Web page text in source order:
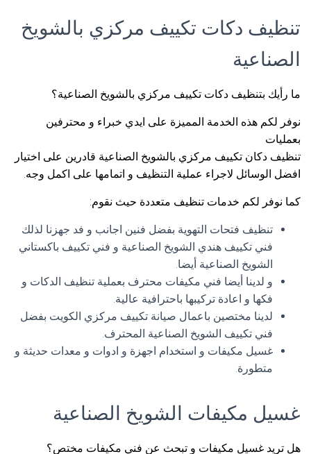
تنظيف دكات تكييف مركزي بالشويخ
الصناعية
ما رأيك بتنظيف دكات تكييف مركزي بالشويخ الصناعية؟
نوفر لكم هذه الخدمة المميزة على ايدي خبراء و محترفين
بعمليات
تنظيف دكان تكييف مركزي بالشويخ الصناعية قادرين على اختيار
افضل الوسائل لاجراء عملية التنظيف و اتمامها على اكمل وجه.
كما نوفر لكم خدمات تنظيف متعددة حيث نقوم:
تنظيف فتحات التهوية بفضل فنين اجانب و فد جهزنا لذلك
فني تكييف هندي الشويخ الصناعية و فني تكييف باكستاني
الشويخ الصناعية أيضا.
و لدينا أيضا فني مكيفات محترف بعملية تنظيف الدكات و
فكها و اعادة تركيبها باحترافية عالية.
لدينا مختصين باعمال صيانة تكييف مركزي الكويت بفضل
فني تكييف الشويخ الصناعية المحترف.
غسيل مكيفات و استخدام اجهزة و ادوات و معدات حديثة و
متطورة.
غسيل مكيفات الشويخ الصناعية
هل تريد غسيل مكيفات و تبحث عن فني مكيفات مختص؟